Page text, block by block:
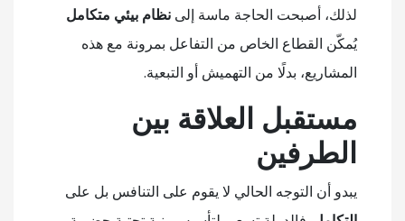
لذلك، أصبحت الحاجة ماسة إلى نظام بيئي متكامل
يُمكّن القطاع الخاص من التفاعل بمرونة مع هذه
المشاريع، بدلًا من التهميش أو التبعية.
مستقبل العلاقة بين
الطرفين
يبدو أن التوجه الحالي لا يقوم على التنافس بل على